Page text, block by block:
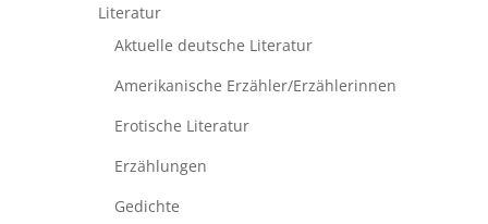
Literatur
Aktuelle deutsche Literatur
Amerikanische Erzähler/Erzählerinnen
Erotische Literatur
Erzählungen
Gedichte